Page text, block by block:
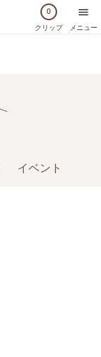
0
クリップ メニュー
イベント